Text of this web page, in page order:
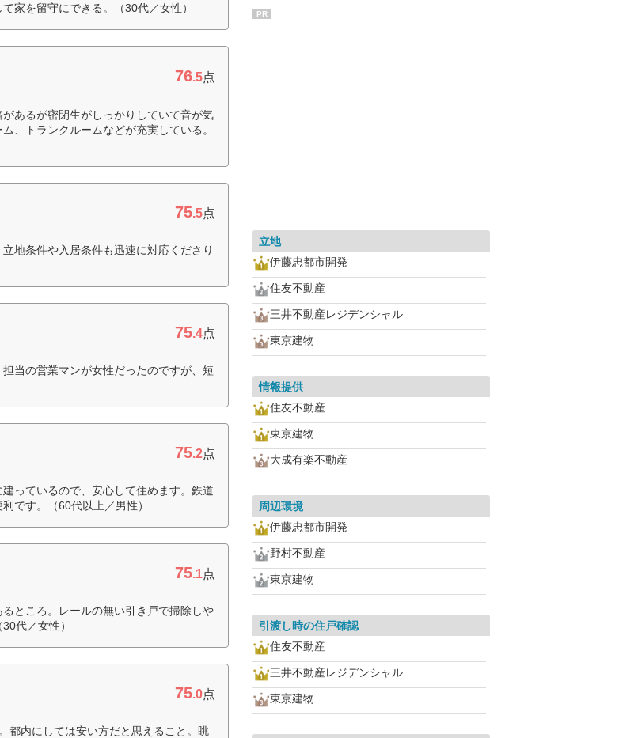
家を留守にできる。（30代／女性）
76.5点
あるが密閉生がしっかりしていて音が気
、トランクルームなどが充実している。
75.5点
地条件や入居条件も迅速に対応くださり
75.4点
当の営業マンが女性だったのですが、短
75.2点
っているので、安心して住めます。鉄道
です。（60代以上／男性）
75.1点
ところ。レールの無い引き戸で掃除しや
代／女性）
75.0点
都内にしては安い方だと思えること。眺
PR
立地
伊藤忠都市開発
住友不動産
三井不動産レジデンシャル
東京建物
情報提供
住友不動産
東京建物
大成有楽不動産
周辺環境
伊藤忠都市開発
野村不動産
東京建物
引渡し時の住戸確認
住友不動産
三井不動産レジデンシャル
東京建物